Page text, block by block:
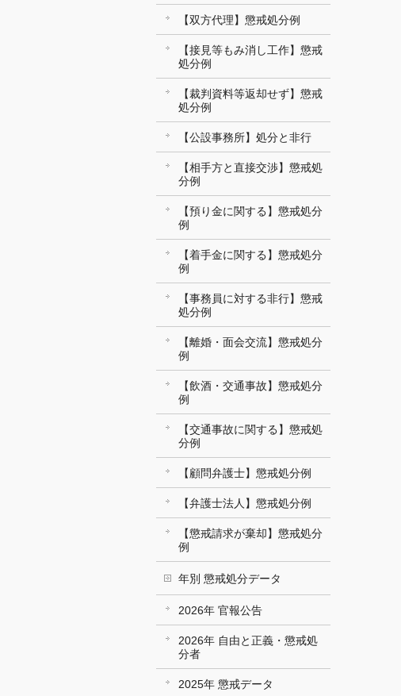
【双方代理】懲戒処分例
【接見等もみ消し工作】懲戒
処分例
【裁判資料等返却せず】懲戒
処分例
【公設事務所】処分と非行
【相手方と直接交渉】懲戒処
分例
【預り金に関する】懲戒処分
例
【着手金に関する】懲戒処分
例
【事務員に対する非行】懲戒
処分例
【離婚・面会交流】懲戒処分
例
【飲酒・交通事故】懲戒処分
例
【交通事故に関する】懲戒処
分例
【顧問弁護士】懲戒処分例
【弁護士法人】懲戒処分例
【懲戒請求が棄却】懲戒処分
例
年別 懲戒処分データ
2026年 官報公告
2026年 自由と正義・懲戒処
分者
2025年 懲戒データ